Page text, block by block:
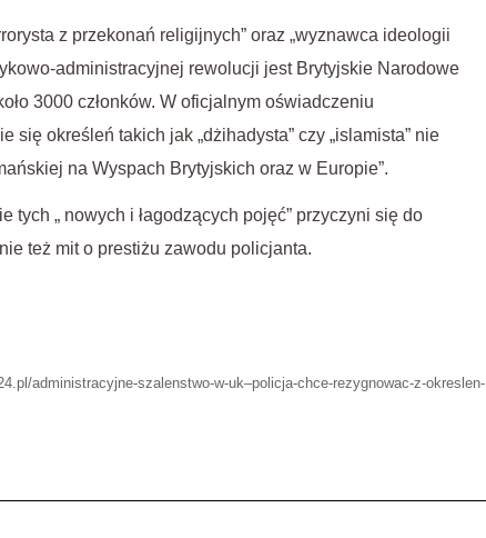
z przekonań religijnych” oraz „wyznawca ideologii
administracyjnej rewolucji jest Brytyjskie Narodowe
3000 członków. W oficjalnym oświadczeniu
się określeń takich jak „dżihadysta” czy „islamista” nie
na Wyspach Brytyjskich oraz w Europie”.
tych „ nowych i łagodzących pojęć” przyczyni się do
też mit o prestiżu zawodu policjanta.
administracyjne-szalenstwo-w-uk–policja-chce-rezygnowac-z-okreslen-